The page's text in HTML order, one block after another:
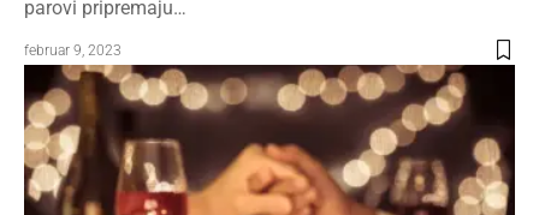
parovi pripremaju…
februar 9, 2023